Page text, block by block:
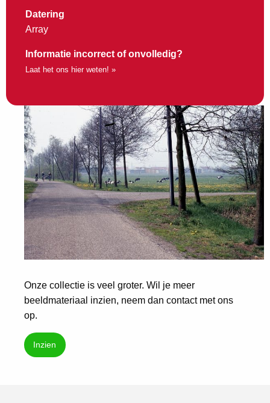
Datering
Array
Informatie incorrect of onvolledig?
Laat het ons hier weten! »
Onze collectie is veel groter. Wil je meer
beeldmateriaal inzien, neem dan contact met ons
op.
Inzien